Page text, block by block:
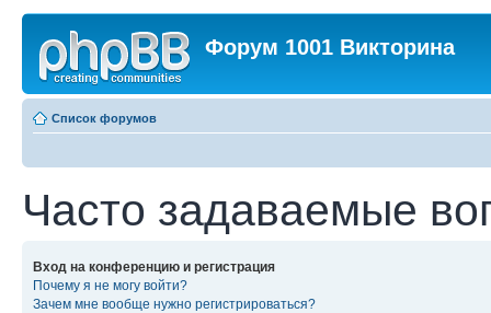
Форум 1001 Викторина
Список форумов
Часто задаваемые
Вход на конференцию и регистрация
Почему я не могу войти?
Зачем мне вообще нужно регистрироваться?